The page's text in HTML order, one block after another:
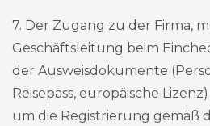
7. Der Zugang zu der Firma,
Geschäftsleitung beim
der Ausweisdokumente
Reisepass, europäische
um die Registrierung gemäß